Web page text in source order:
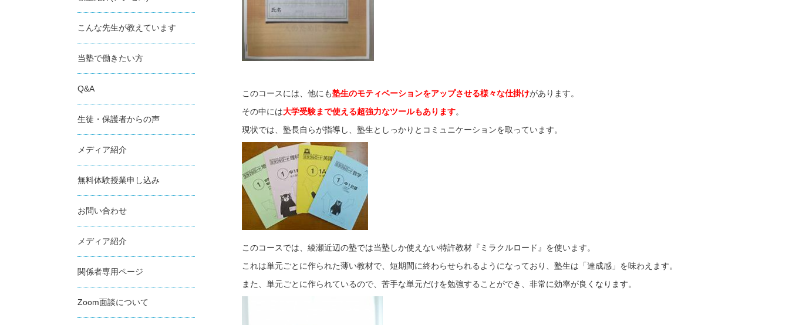
このコースには、他にも塾生のモティベーションをアップさせる様々な仕掛けがあります。
その中には大学受験まで使える超強力なツールもあります。
現状では、塾長自らが指導し、塾生としっかりとコミュニケーションを取っています。
このコースでは、綾瀬近辺の塾では当塾しか使えない特許教材『ミラクルロード』を使います。
これは単元ごとに作られた薄い教材で、短期間に終わらせられるようになっており、塾生は「達成感」を味わえます。
また、単元ごとに作られているので、苦手な単元だけを勉強することができ、非常に効率が良くなります。
こんな先生が教えています
当塾で働きたい方
Q&A
生徒・保護者からの声
メディア紹介
無料体験授業申し込み
お問い合わせ
メディア紹介
関係者専用ページ
Zoom面談について